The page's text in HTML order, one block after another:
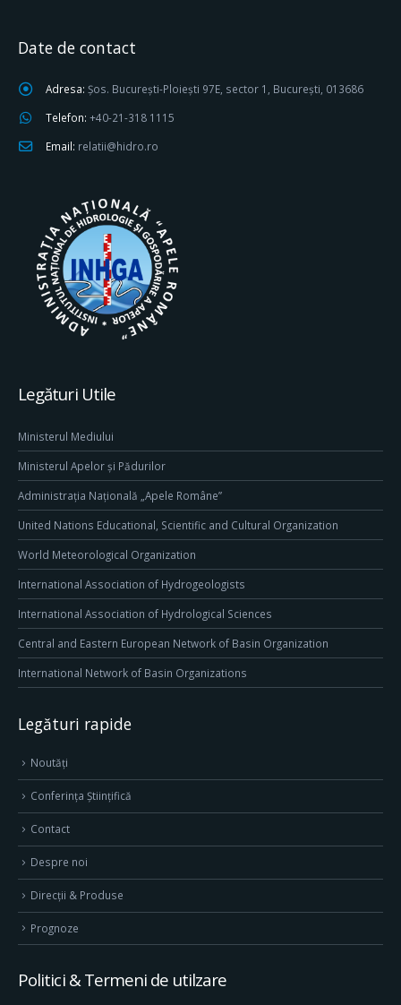
Date de contact
Adresa: Șos. București-Ploiești 97E, sector 1, București, 013686
Telefon: +40-21-318 1115
Email: relatii@hidro.ro
Legături Utile
Ministerul Mediului
Ministerul Apelor și Pădurilor
Administrația Națională „Apele Române”
United Nations Educational, Scientific and Cultural Organization
World Meteorological Organization
International Association of Hydrogeologists
International Association of Hydrological Sciences
Central and Eastern European Network of Basin Organization
International Network of Basin Organizations
Legături rapide
Noutăți
Conferința Științifică
Contact
Despre noi
Direcţii & Produse
Prognoze
Politici & Termeni de utilzare